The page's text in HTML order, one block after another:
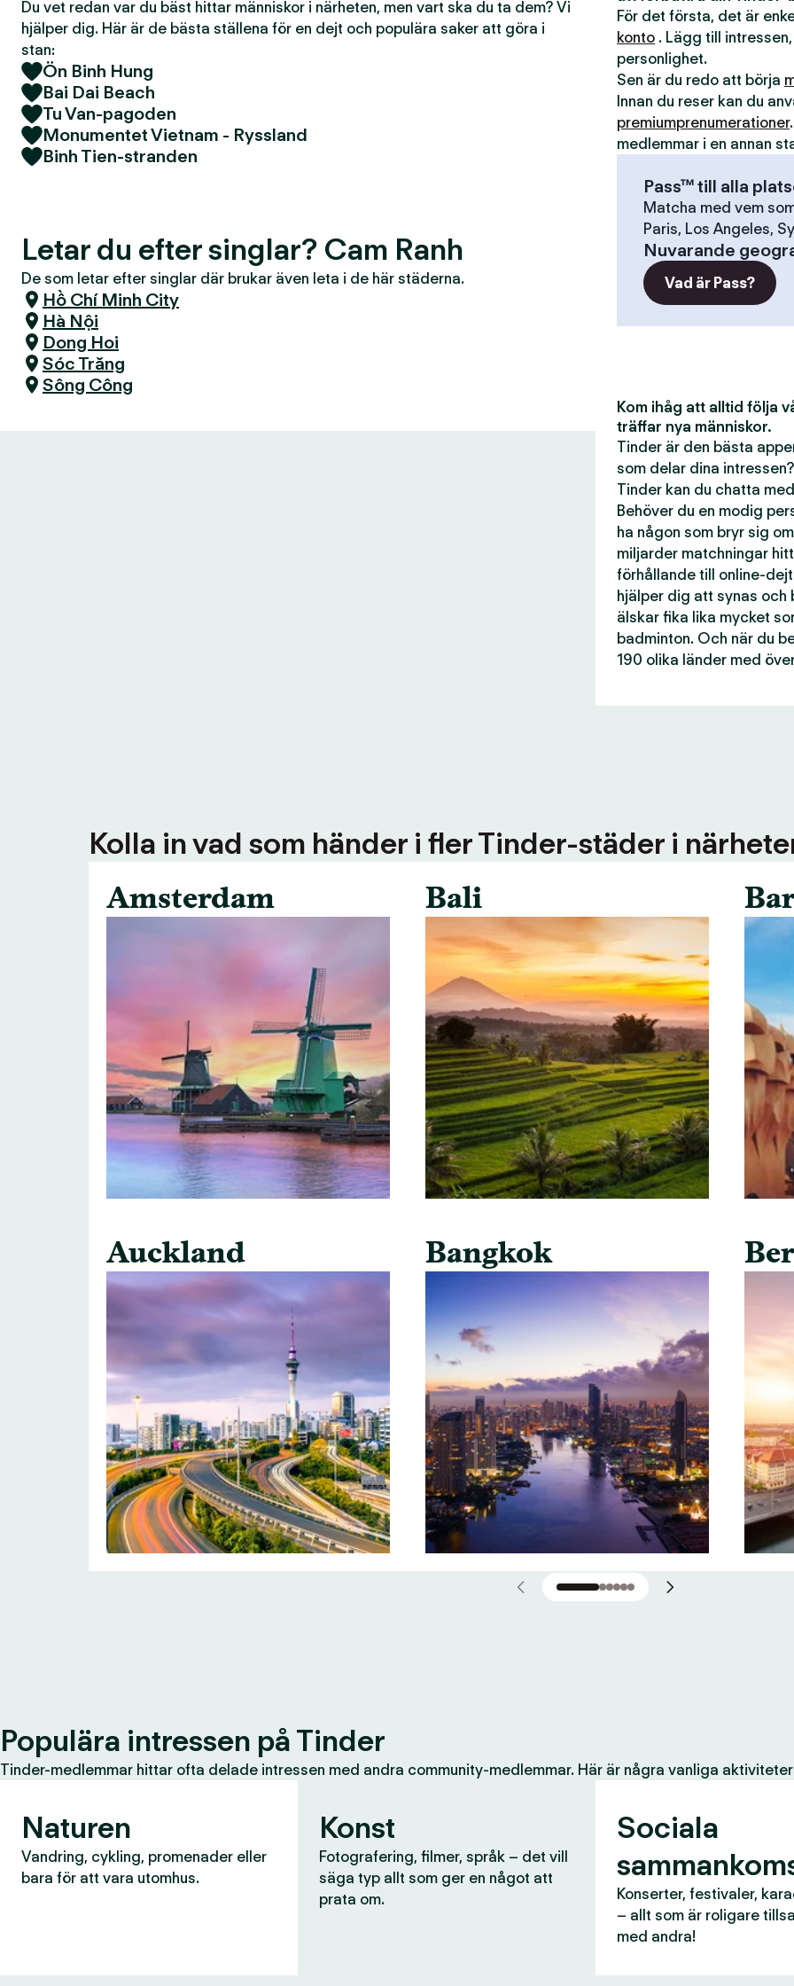
Du vet redan var du bäst hittar människor i närheten, men vart ska du ta dem? Vi
hjälper dig. Här är de bästa ställena för en dejt och populära saker att göra i
stan:
Ön Binh Hung
Bai Dai Beach
Tu Van-pagoden
Monumentet Vietnam - Ryssland
Binh Tien-stranden
Letar du efter singlar? Cam Ranh
De som letar efter singlar där brukar även leta i de här städerna.
Hồ Chí Minh City
Hà Nội
Dong Hoi
Sóc Trăng
Sông Công
För det första, det är
konto . Lägg till
personlighet.
Sen är du redo att börja
Innan du reser kan du
premiumprenumerationer
medlemmar i en annan
Pass™ till alla
Matcha med vem
Paris, Los Angeles,
Nuvarande
Vad är Pass?
Kom ihåg att alltid följa
träffar nya människor.
Tinder är den bästa
som delar dina
Tinder kan du chatta
Behöver du en modig
ha någon som bryr sig
miljarder matchningar
förhållande till online-
hjälper dig att synas och
älskar fika lika mycket
badminton. Och när du
190 olika länder med
Kolla in vad som händer i fler Tinder-städer i
Amsterdam
Auckland
Bali
Bangkok
Populära intressen på Tinder
Tinder-medlemmar hittar ofta delade intressen med andra community-medlemmar. Här är några vanliga
Naturen
Vandring, cykling, promenader eller
bara för att vara utomhus.
Konst
Fotografering, filmer, språk – det vill
säga typ allt som ger en något att
prata om.
Sociala
Konserter, festivaler,
– allt som är roligare
med andra!